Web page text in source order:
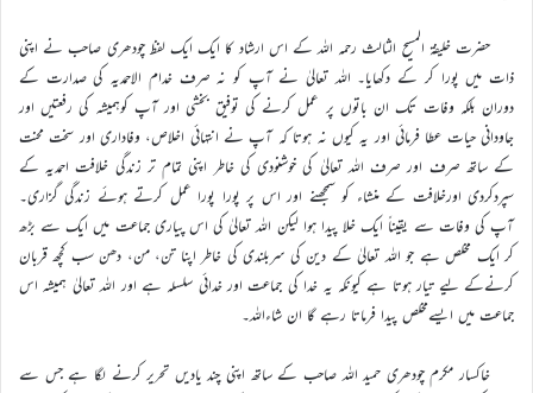
حضرت خلیفۃ المسیح الثالث رحمہ اللہ کے اس ارشاد کا ایک ایک لفظ چودھری صاحب نے اپنی
ذات میں پورا کر کے دکھایا۔ اللہ تعالیٰ نے آپ کو نہ صرف خدام الاحمدیہ کی صدارت کے
دوران بلکہ وفات تک ان باتوں پر عمل کرنے کی توفیق بخشی اور آپ کوہمیشہ کی رفعتیں اور
جاودانی حیات عطا فرمائی اور یہ کیوں نہ ہوتا کہ آپ نے انتہائی اخلاص، وفاداری اور سخت محنت
کے ساتھ صرف اور صرف اللہ تعالیٰ کی خوشنودی کی خاطر اپنی تمام تر زندگی خلافت احمدیہ کے
سپردکردی اورخلافت کے منشاء کو سمجھنے اور اس پر پورا پورا عمل کرتے ہوئے زندگی گزاری۔
آپ کی وفات سے یقیناً ایک خلا پیدا ہوا لیکن اللہ تعالیٰ کی اس پیاری جماعت میں ایک سے بڑھ
کر ایک مخلص ہے جو اللہ تعالیٰ کے دین کی سربلندی کی خاطر اپنا تن، من، دھن سب کچھ قربان
کرنےکے لیے تیار ہوتا ہے کیونکہ یہ خدا کی جماعت اور خدائی سلسلہ ہے اور اللہ تعالیٰ ہمیشہ اس
جماعت میں ایسےمخلص پیدا فرماتا رہے گا ان شاءاللہ۔
خاکسار مکرم چودھری حمید اللہ صاحب کے ساتھ اپنی چند یادیں تحریر کرنے لگا ہے جس سے